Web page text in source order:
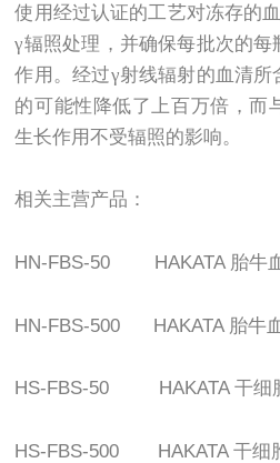
使用经过认证的工艺对冻存的
γ辐照处理，并确保每批次的
作用。经过γ射线辐射的血清
的可能性降低了上百万倍，而
生长作用不受辐照的影响。
相关主营产品：
HN-FBS-50 HAKATA 胎牛
HN-FBS-500 HAKATA 胎牛
HS-FBS-50 HAKATA干细
HS-FBS-500 HAKATA干细